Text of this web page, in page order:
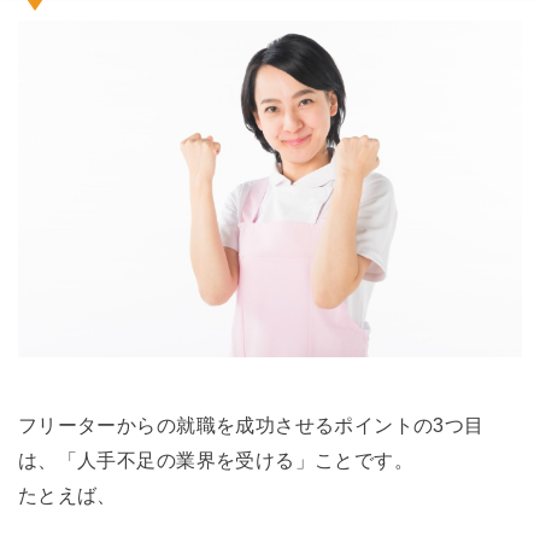
フリーターからの就職を成功させるポイントの3つ目
は、「人手不足の業界を受ける」ことです。
たとえば、